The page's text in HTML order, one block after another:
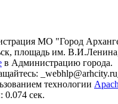
МО "Город
площадь им.
в Администрацию города.
_webhlp@arhcity.ru_
технологии
0.074 сек.